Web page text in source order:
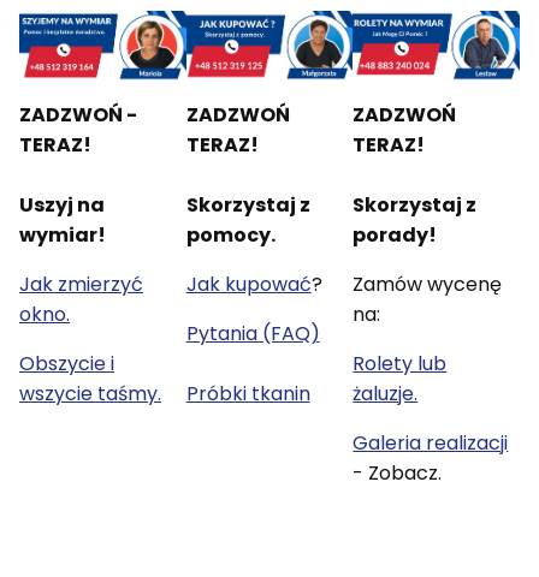
ZADZWOŃ -
TERAZ!
Uszyj na
wymiar!
Jak zmierzyć
okno.
Obszycie i
wszycie taśmy.
ZADZWOŃ
TERAZ!
Skorzystaj z
pomocy.
Jak kupować?
Pytania (FAQ)
Próbki tkanin
ZADZWOŃ
TERAZ!
Skorzystaj z
porady!
Zamów wycenę
na:
Rolety lub
żaluzje.
Galeria realizacji
- Zobacz.